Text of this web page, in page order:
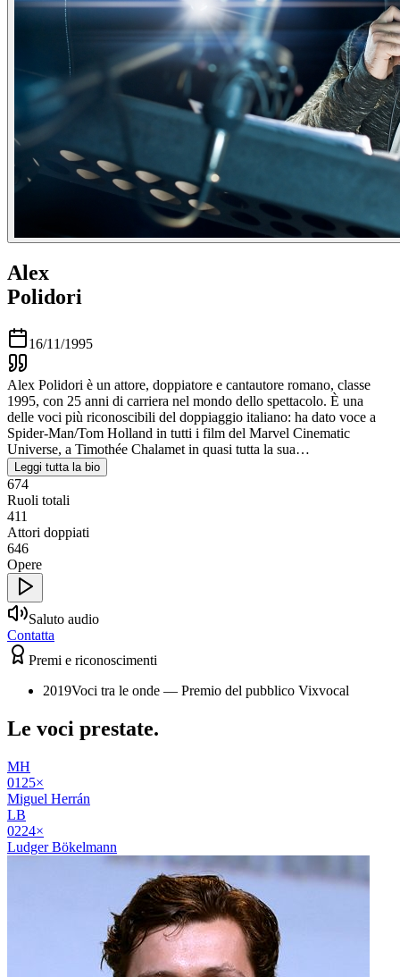
Alex
Polidori
16/11/1995
Alex Polidori è un attore, doppiatore e cantautore romano, classe
1995, con 25 anni di carriera nel mondo dello spettacolo. È una
delle voci più riconoscibili del doppiaggio italiano: ha dato voce a
Spider-Man/Tom Holland in tutti i film del Marvel Cinematic
Universe, a Timothée Chalamet in quasi tutta la sua…
Leggi tutta la bio
674
Ruoli totali
411
Attori doppiati
646
Opere
Saluto audio
Contatta
Premi e riconoscimenti
2019Voci tra le onde — Premio del pubblico Vixvocal
Le voci prestate.
MH
01 25×
Miguel Herrán
LB
0224×
Ludger Bökelmann